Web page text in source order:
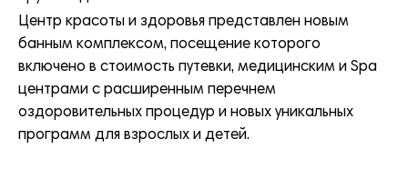
Центр красоты и здоровья представлен новым
банным комплексом, посещение которого
включено в стоимость путевки, медицинским и Spa
центрами с расширенным перечнем
оздоровительных процедур и новых уникальных
программ для взрослых и детей.